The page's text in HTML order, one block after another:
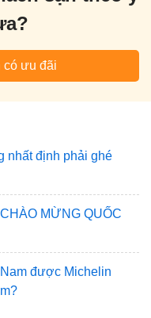
có ưu đãi
nhất định phải ghé
MỪNG QUỐC
được Michelin